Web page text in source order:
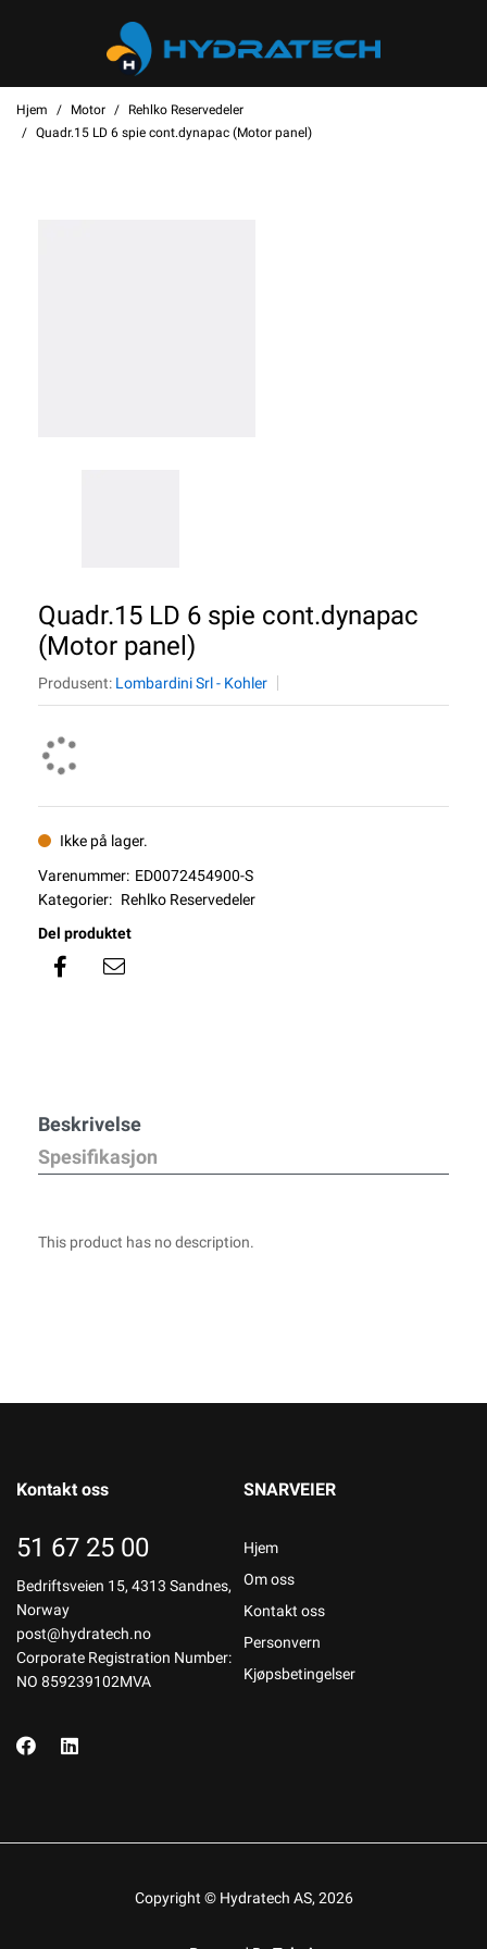
Hjem Motor
Rehlko Reservedeler
Quadr.15 LD 6 spie cont.dynapac (Motor panel)
Quadr.15 LD 6 spie cont.dynapac
(Motor panel)
Produsent: Lombardini Srl - Kohler
Ikke på lager.
Varenummer: ED0072454900-S
Kategorier: Rehlko Reservedeler
Del produktet
Beskrivelse
Spesifikasjon
This product has no description.
Kontakt oss
51 67 25 00
Bedriftsveien 15, 4313 Sandnes,
Norway
post@hydratech.no
Corporate Registration Number:
NO 859239102MVA
SNARVEIER
Hjem
Om oss
Kontakt oss
Personvern
Kjøpsbetingelser
Copyright © Hydratech AS, 2026